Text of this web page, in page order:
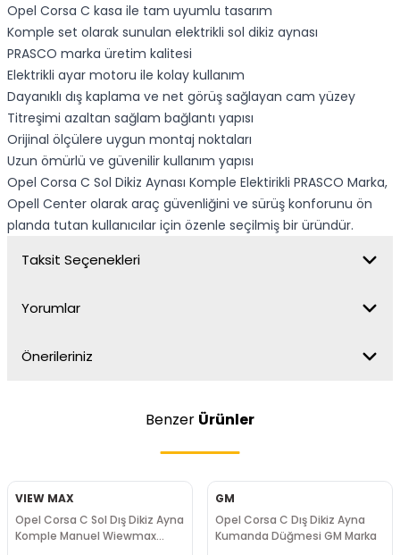
Opel Corsa C kasa ile tam uyumlu tasarım
Komple set olarak sunulan elektrikli sol dikiz aynası
PRASCO marka üretim kalitesi
Elektrikli ayar motoru ile kolay kullanım
Dayanıklı dış kaplama ve net görüş sağlayan cam yüzey
Titreşimi azaltan sağlam bağlantı yapısı
Orijinal ölçülere uygun montaj noktaları
Uzun ömürlü ve güvenilir kullanım yapısı
Opel Corsa C Sol Dikiz Aynası Komple Elektirikli PRASCO Marka,
Opell Center olarak araç güvenliğini ve sürüş konforunu ön
planda tutan kullanıcılar için özenle seçilmiş bir üründür.
Taksit Seçenekleri
Yorumlar
Önerileriniz
Benzer Ürünler
VIEW MAX
Opel Corsa C Sol Dış Dikiz Ayna
Komple Manuel Wiewmax
GM
Opel Corsa C Dış Dikiz Ayna
Kumanda Düğmesi GM Marka